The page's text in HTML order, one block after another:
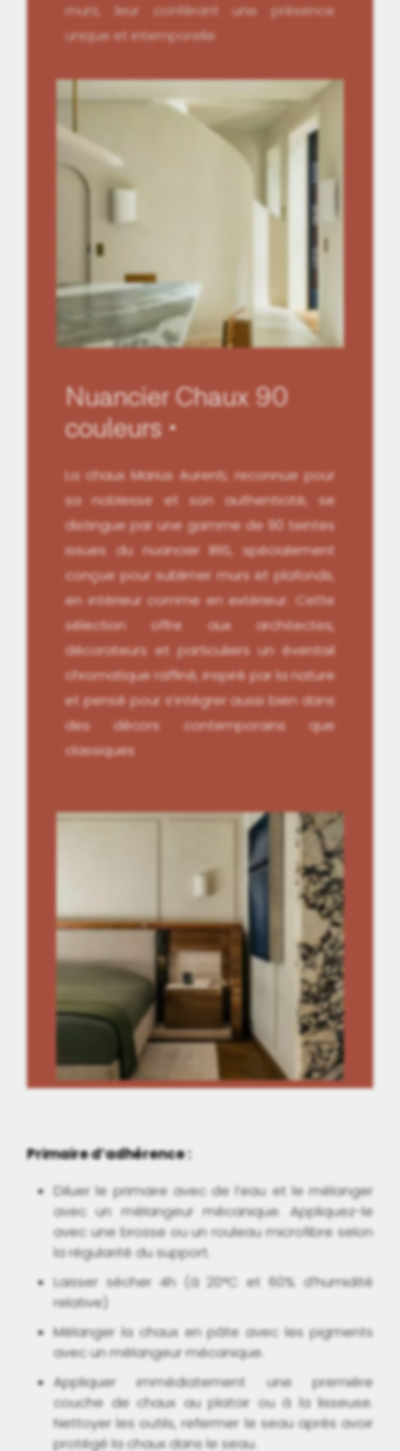
murs, leur conférant une présence
unique et intemporelle
Nuancier Chaux 90
couleurs
La chaux Marius Aurenti, reconnue pour
sa noblesse et son authenticité, se
distingue par une gamme de 90 teintes
issues du nuancier IRIS, spécialement
conçue pour sublimer murs et plafonds,
en intérieur comme en extérieur. Cette
sélection offre aux architectes,
décorateurs et particuliers un éventail
chromatique raffiné, inspiré par la nature
et pensé pour s’intégrer aussi bien dans
des décors contemporains que
classiques
Primaire d’adhérence :
Diluer le primaire avec de l’eau et le mélanger
avec un mélangeur mécanique. Appliquez-le
avec une brosse ou un rouleau microfibre selon
la régularité du support.
Laisser sécher 4h (à 20°C et 60% d’humidité
relative)
Mélanger la chaux en pâte avec les pigments
avec un mélangeur mécanique.
Appliquer immédiatement une première
couche de chaux au platoir ou à la lisseuse.
Nettoyer les outils, refermer le seau après avoir
protégé la chaux dans le seau.